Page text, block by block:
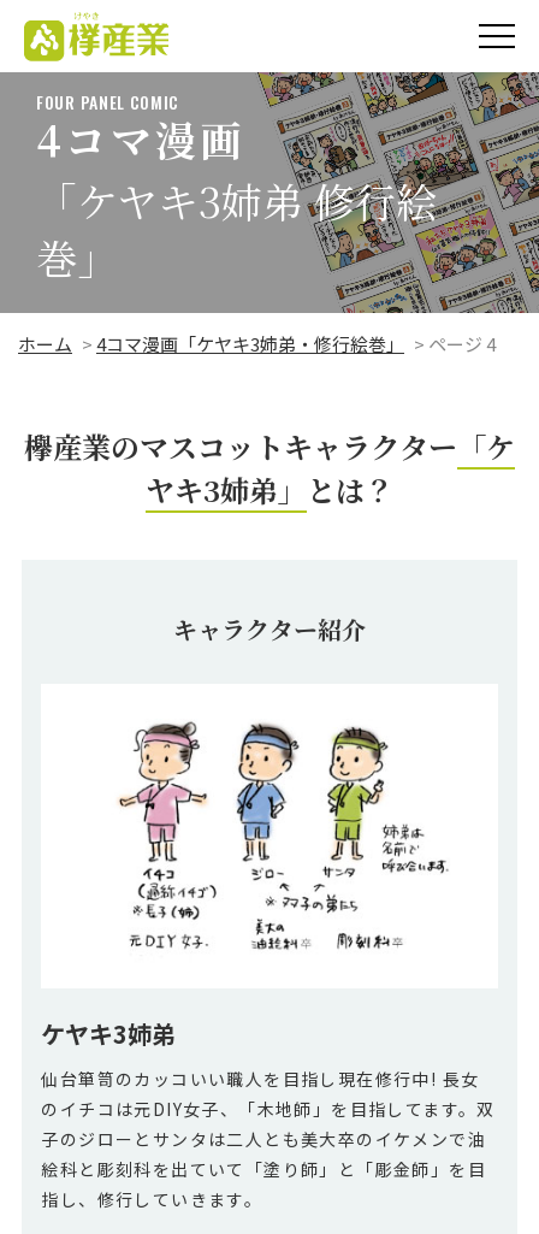
欅（けやき）産業
株式会社
FOUR PANEL COMIC
4コマ漫画
「ケヤキ3姉弟 修行絵
巻」
ホーム >4コマ漫画「ケヤキ3姉弟・修行絵巻」 > ページ 4
欅産業のマスコットキャラクター 「ケ
ヤキ3姉弟」 とは？
キャラクター紹介
ケヤキ3姉弟
仙台箪笥のカッコいい職人を目指し現在修行中! 長女
のイチコは元DIY女子、「木地師」を目指してます。双
子のジローとサンタは二人とも美大卒のイケメンで油
絵科と彫刻科を出ていて「塗り師」と「彫金師」を目
指し、修行していきます。